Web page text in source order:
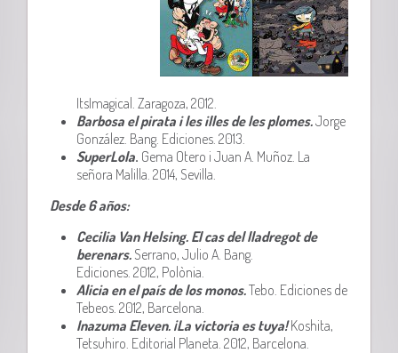
ItsImagical. Zaragoza, 2012.
Barbosa el pirata i les illes de les plomes.Jorge
González. Bang. Ediciones. 2013.
SuperLola. Gema Otero i Juan A. Muñoz. La
señora Malilla. 2014, Sevilla.
Desde 6 años:
Cecilia Van Helsing. El cas del lladregot de
berenars. Serrano, Julio A. Bang.
Ediciones. 2012, Polònia.
Alicia en el país de los monos.Tebo. Ediciones de
Tebeos. 2012, Barcelona.
Inazuma Eleven. ¡La victoria es tuya!Koshita,
Tetsuhiro. Editorial Planeta. 2012, Barcelona.